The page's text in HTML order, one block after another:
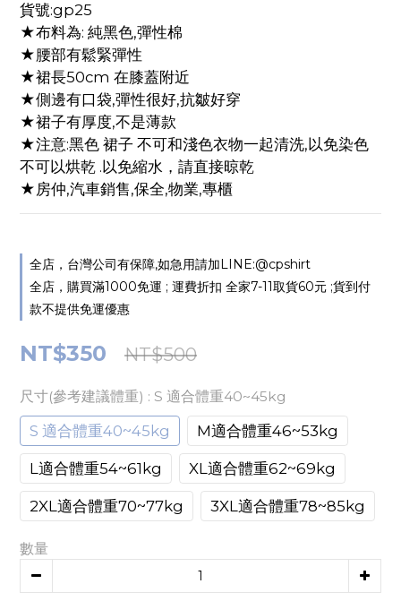
貨號:gp25
★布料為: 純黑色,彈性棉
★腰部有鬆緊彈性
★裙長50cm 在膝蓋附近
★側邊有口袋,彈性很好,抗皺好穿
★裙子有厚度,不是薄款
★注意:黑色 裙子 不可和淺色衣物一起清洗,以免染色
不可以烘乾 .以免縮水，請直接晾乾
★房仲,汽車銷售,保全,物業,專櫃
全店，台灣公司有保障,如急用請加LINE:@cpshirt
全店，購買滿1000免運 ; 運費折扣 全家7-11取貨60元 ;貨到付
款不提供免運優惠
NT$350 NT$500
尺寸(參考建議體重) : S 適合體重40~45kg
S 適合體重40~45kg M適合體重46~53kg
L適合體重54~61kg XL適合體重62~69kg
2XL適合體重70~77kg 3XL適合體重78~85kg
數量